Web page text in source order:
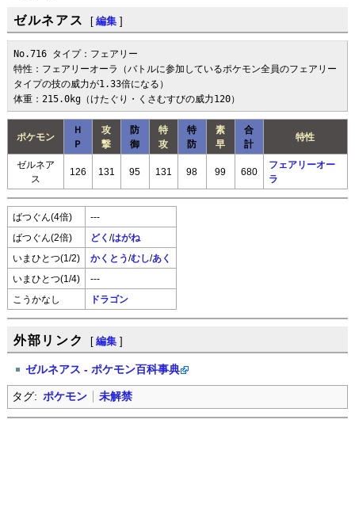
ゼルネアス [ 編集 ]
No.716 タイプ：フェアリー
特性：フェアリーオーラ（バトルに参加しているポケモン全員のフェアリー
タイプの技の威力が1.33倍になる）
体重：215.0kg（けたぐり・くさむすびの威力120）
ポケモン
Ｈ
Ｐ
攻
撃
防
御
特
攻
特
防
素
早
合
計
特性
ゼルネア
ス
126 131 95 131 98 99 680
フェアリーオー
ラ
ばつぐん(4倍) ---
ばつぐん(2倍) どく /はがね
いまひとつ(1/2) かくとう/むし/あく
いまひとつ(1/4) ---
こうかなし ドラゴン
外部リンク [ 編集 ]
ゼルネアス - ポケモン百科事典
タグ: ポケモン 未解禁